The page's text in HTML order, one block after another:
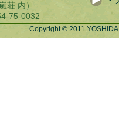
荘 内）
75-0032
Copyright © 2011